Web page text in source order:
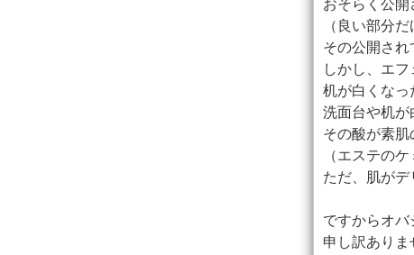
おそらく公
（良い部分
その公開さ
しかし、エ
机が白くな
洗面台や机
その酸が素
（エステの
ただ、肌が
ですからオ
申し訳ありま